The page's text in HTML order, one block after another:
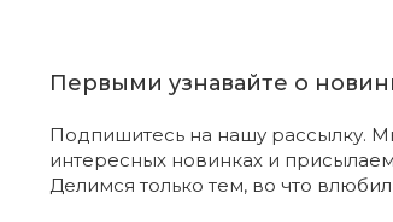
Первыми узнавайте о
Подпишитесь на нашу рассылку.
интересных новинках и
Делимся только тем, во что